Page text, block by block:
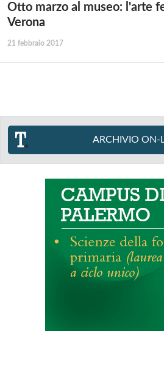
Otto marzo al museo: l'arte
Verona
21 febbraio 2017
ARCHIVIO ON-